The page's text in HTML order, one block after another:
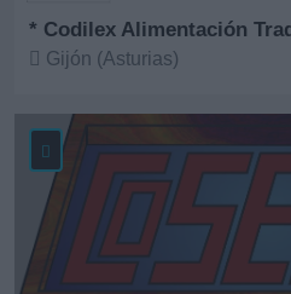
* Codilex Alimentación
Gijón (Asturias)